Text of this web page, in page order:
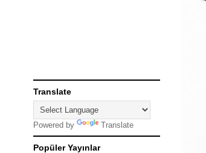
Translate
Powered by Translate
Popüler Yayınlar